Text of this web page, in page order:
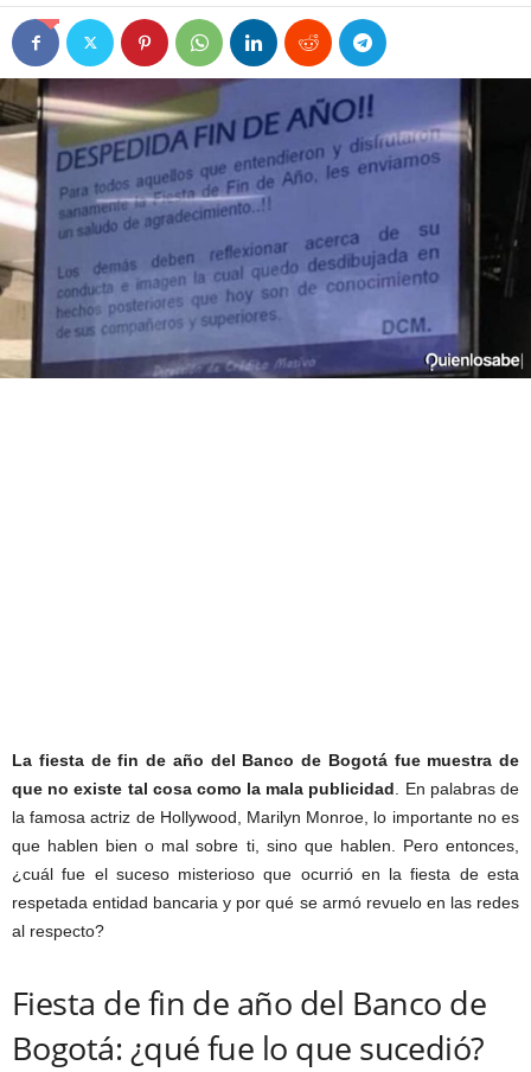
La fiesta de fin de año del Banco de Bogotá fue muestra de
que no existe tal cosa como la mala publicidad. En palabras de
la famosa actriz de Hollywood, Marilyn Monroe, lo importante no es
que hablen bien o mal sobre ti, sino que hablen. Pero entonces,
¿cuál fue el suceso misterioso que ocurrió en la fiesta de esta
respetada entidad bancaria y por qué se armó revuelo en las redes
al respecto?
Fiesta de fin de año del Banco de
Bogotá: ¿qué fue lo que sucedió?